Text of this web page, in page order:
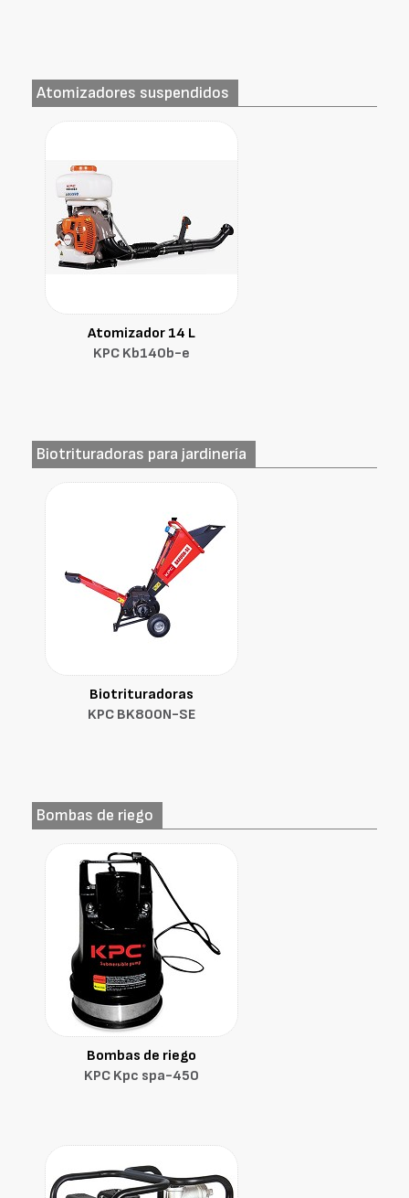
Atomizadores suspendidos
Atomizador 14 L
KPC Kb140b-e
Biotrituradoras para jardinería
Biotrituradoras
KPC BK800N-SE
Bombas de riego
Bombas de riego
KPC Kpc spa-450